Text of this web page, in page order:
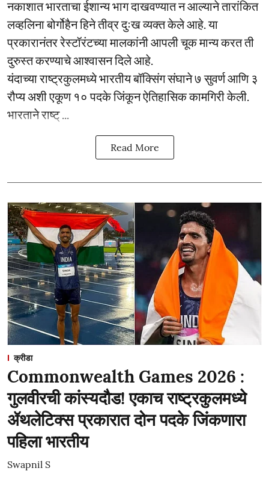
नकाशात भारताचा ईशान्य भाग दाखवण्यात न आल्याने तारांकित
लव्हलिना बोर्गोहैन हिने तीव्र दुःख व्यक्त केले आहे. या
प्रकारानंतर रेस्टॉरंटच्या मालकांनी आपली चूक मान्य करत ती
दुरुस्त करण्याचे आश्वासन दिले आहे.
यंदाच्या राष्ट्रकुलमध्ये भारतीय बॉक्सिंग संघाने ७ सुवर्ण आणि ३
रौप्य अशी एकूण १० पदके जिंकून ऐतिहासिक कामगिरी केली.
भारताने राष्ट् ...
Read More
क्रीडा
Commonwealth Games 2026 :
गुलवीरची कांस्यदौड! एकाच राष्ट्रकुलमध्ये
ॲथलेटिक्स प्रकारात दोन पदके जिंकणारा
पहिला भारतीय
Swapnil S